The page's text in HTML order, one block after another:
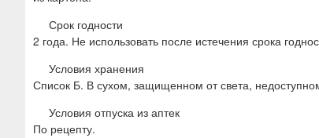
Срок годности
2 года. Не использовать после истечения срока
Условия хранения
Список Б. В сухом, защищенном от света,
Условия отпуска из аптек
По рецепту.